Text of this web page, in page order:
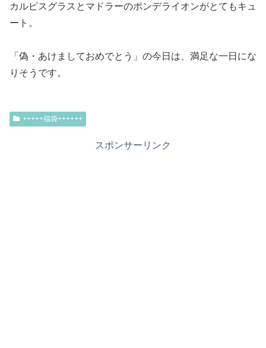
カルピスグラスとマドラーのポンデライオンがとてもキュ
ート。
「偽・あけましておめでとう」の今日は、満足な一日にな
りそうです。
+++++福袋++++++
スポンサーリンク